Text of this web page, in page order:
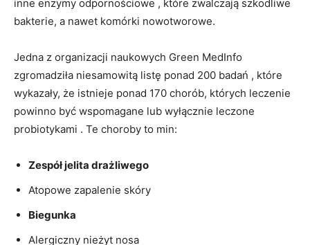
inne enzymy odpornościowe , które zwalczają szkodliwe
bakterie, a nawet komórki nowotworowe.
Jedna z organizacji naukowych Green MedInfo
zgromadziła niesamowitą listę ponad 200 badań , które
wykazały, że istnieje ponad 170 chorób, których leczenie
powinno być wspomagane lub wyłącznie leczone
probiotykami . Te choroby to min:
Zespół jelita drażliwego
Atopowe zapalenie skóry
Biegunka
Alergiczny nieżyt nosa